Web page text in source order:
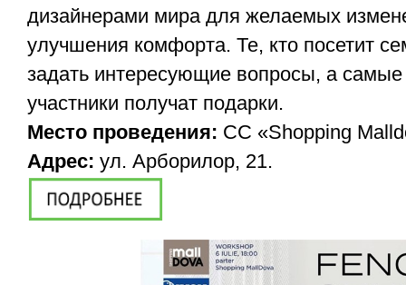
дизайнерами мира для желаемых
улучшения комфорта. Те, кто посетит
задать интересующие вопросы, а
участники получат подарки.
Место проведения: CC «Shopping
Адрес: ул. Арборилор, 21.